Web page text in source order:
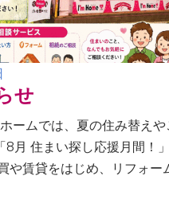
せ
ームでは、夏の住み替えや
8月 住まい探し応援月間！
や賃貸をはじめ、リフォー